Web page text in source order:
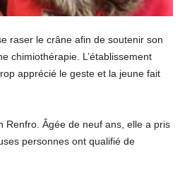
raser le crâne afin de soutenir son
chimiothérapie. L’établissement
apprécié le geste et la jeune fait
Renfro. Âgée de neuf ans, elle a pris
personnes ont qualifié de